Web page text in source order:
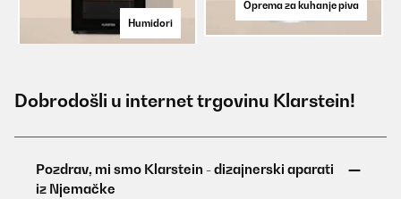
Humidori
Oprema za kuhanje piva
Dobrodošli u internet trgovinu Klarstein!